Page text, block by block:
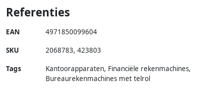
Referenties
EAN 4971850099604
SKU 2068783, 423803
Tags
Kantoorapparaten, Financiële rekenmachines,
Bureaurekenmachines met telrol